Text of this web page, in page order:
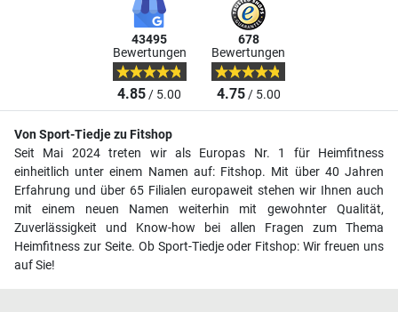
43495
Bewertungen
4.85/ 5.00
678
Bewertungen
4.75/ 5.00
Von Sport-Tiedje zu Fitshop
Seit Mai 2024 treten wir als Europas Nr. 1 für Heimfitness
einheitlich unter einem Namen auf: Fitshop. Mit über 40 Jahren
Erfahrung und über 65 Filialen europaweit stehen wir Ihnen auch
mit einem neuen Namen weiterhin mit gewohnter Qualität,
Zuverlässigkeit und Know-how bei allen Fragen zum Thema
Heimfitness zur Seite. Ob Sport-Tiedje oder Fitshop: Wir freuen uns
auf Sie!